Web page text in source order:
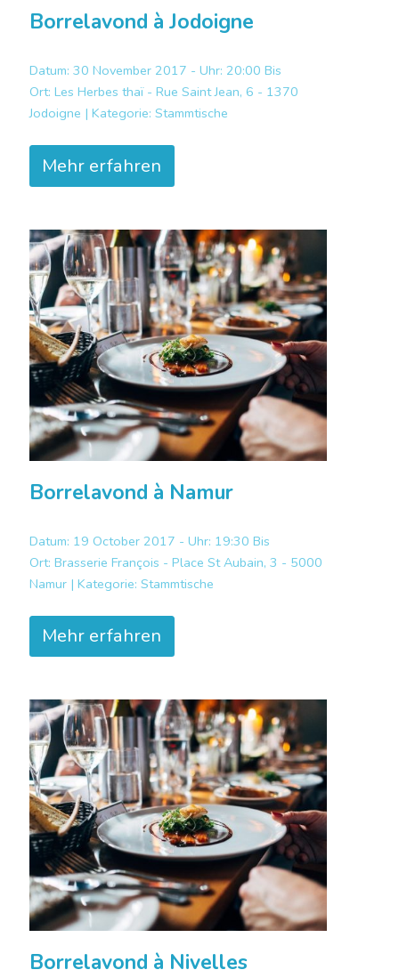
Borrelavond à Jodoigne
Datum: 30 November 2017 - Uhr: 20:00 Bis
Ort: Les Herbes thaï - Rue Saint Jean, 6 - 1370
Jodoigne | Kategorie: Stammtische
Mehr erfahren
Borrelavond à Namur
Datum: 19 October 2017 - Uhr: 19:30 Bis
Ort: Brasserie François - Place St Aubain, 3 - 5000
Namur | Kategorie: Stammtische
Mehr erfahren
Borrelavond à Nivelles